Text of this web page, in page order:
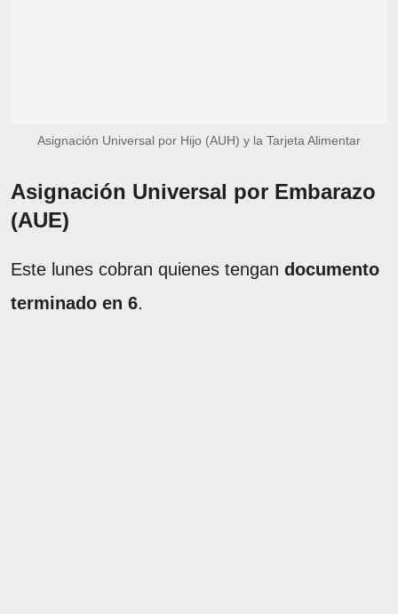
Asignación Universal por Hijo (AUH) y la Tarjeta Alimentar
Asignación Universal por Embarazo
(AUE)
Este lunes cobran quienes tengan documento
terminado en 6.